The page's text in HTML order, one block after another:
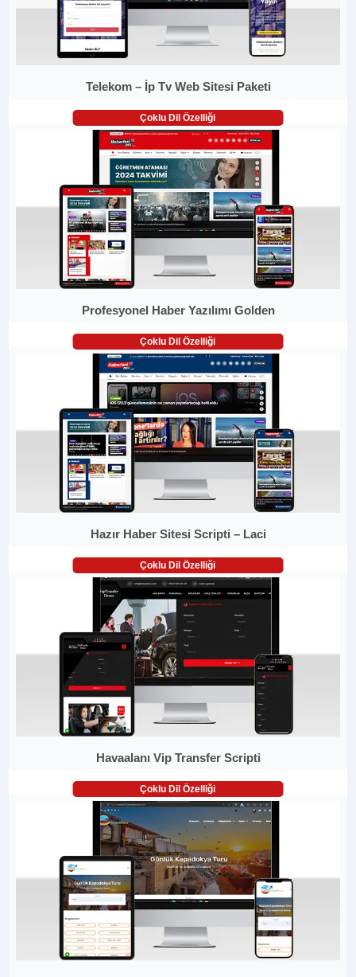
Telekom – İp Tv Web Sitesi Paketi
Çoklu Dil Özelliği
Profesyonel Haber Yazılımı Golden
Çoklu Dil Özelliği
Hazır Haber Sitesi Scripti – Laci
Çoklu Dil Özelliği
Havaalanı Vip Transfer Scripti
Çoklu Dil Özelliği